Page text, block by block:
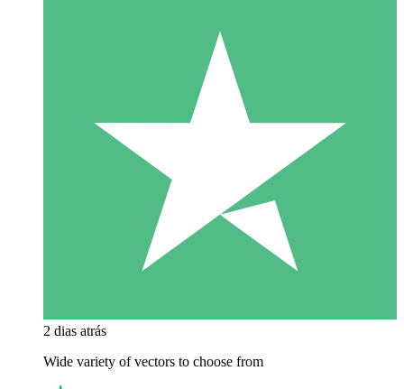
2 dias atrás
Wide variety of vectors to choose from